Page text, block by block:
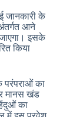
जानकारी के
आने
इसके
किया
परंपराओं का
मानस खंड
का